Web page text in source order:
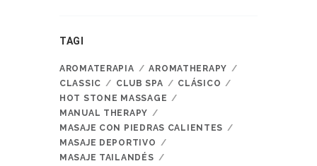
TAGI
AROMATERAPIA
AROMATHERAPY
CLASSIC
CLUB SPA
CLÁSICO
HOT STONE MASSAGE
MANUAL THERAPY
MASAJE CON PIEDRAS CALIENTES
MASAJE DEPORTIVO
MASAJE TAILANDÉS